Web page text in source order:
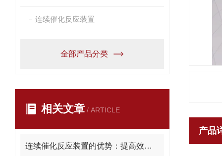
连续催化反应装置
全部产品分类
相关文章 / ARTICLE
连续催化反应装置的优势：提高效率、安全性与过程控制精度
产品